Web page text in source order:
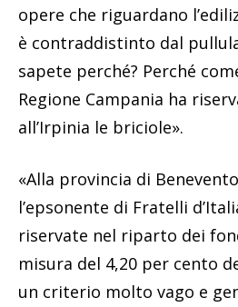
opere che riguardano
è contraddistinto dal
sapete perché? Perché
Regione Campania ha
all’Irpinia le briciole».
«Alla provincia di
l’epsonente di Fratelli
riservate nel riparto dei
misura del 4,20 per cento
un criterio molto vago e